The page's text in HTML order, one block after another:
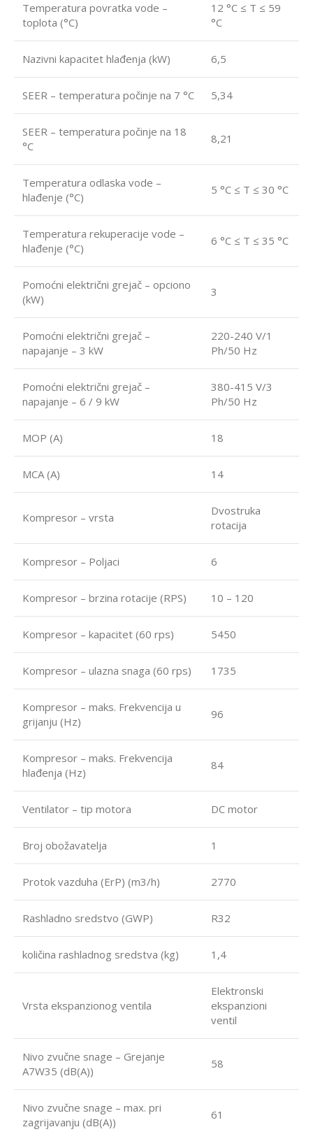
Temperatura povratka vode –
toplota (°C)
12 °C ≤ T ≤ 59
°C
Nazivni kapacitet hlađenja (kW) 6,5
SEER – temperatura počinje na 7 °C 5,34
SEER – temperatura počinje na 18
°C
8,21
Temperatura odlaska vode –
hlađenje (°C)
5 °C ≤ T ≤ 30 °C
Temperatura rekuperacije vode –
hlađenje (°C)
6 °C ≤ T ≤ 35 °C
Pomoćni električni grejač – opciono
(kW)
3
Pomoćni električni grejač –
napajanje – 3 kW
220-240 V/1
Ph/50 Hz
Pomoćni električni grejač –
napajanje – 6 / 9 kW
380-415 V/3
Ph/50 Hz
MOP (A) 18
MCA (A) 14
Kompresor – vrsta
Dvostruka
rotacija
Kompresor – Poljaci 6
Kompresor – brzina rotacije (RPS) 10 – 120
Kompresor – kapacitet (60 rps) 5450
Kompresor – ulazna snaga (60 rps) 1735
Kompresor – maks. Frekvencija u
grijanju (Hz)
96
Kompresor – maks. Frekvencija
hlađenja (Hz)
84
Ventilator – tip motora DC motor
Broj obožavatelja 1
Protok vazduha (ErP) (m3/h) 2770
Rashladno sredstvo (GWP) R32
količina rashladnog sredstva (kg) 1,4
Vrsta ekspanzionog ventila
Elektronski
ekspanzioni
ventil
Nivo zvučne snage – Grejanje
A7W35 (dB(A))
58
Nivo zvučne snage – max. pri
zagrijavanju (dB(A))
61